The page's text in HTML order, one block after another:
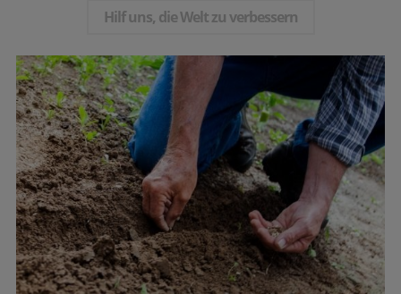
Hilf uns, die Welt zu verbessern